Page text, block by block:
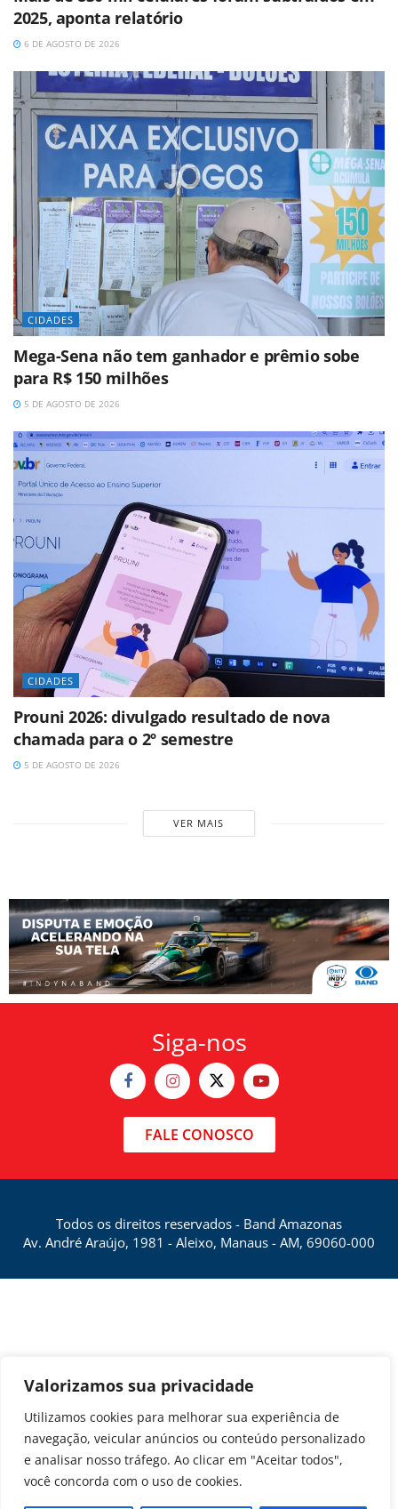
Valorizamos sua privacidade
Utilizamos cookies para melhorar sua experiência de
navegação, veicular anúncios ou conteúdo personalizado
e analisar nosso tráfego. Ao clicar em "Aceitar todos",
você concorda com o uso de cookies.
2025, aponta relatório
6 DE AGOSTO DE 2026
CIDADES
Mega-Sena não tem ganhador e prêmio sobe
para R$ 150 milhões
5 DE AGOSTO DE 2026
CIDADES
Prouni 2026: divulgado resultado de nova
chamada para o 2º semestre
5 DE AGOSTO DE 2026
VER MAIS
Siga-nos
FALE CONOSCO
Todos os direitos reservados - Band Amazonas
Av. André Araújo, 1981 - Aleixo, Manaus - AM, 69060-000